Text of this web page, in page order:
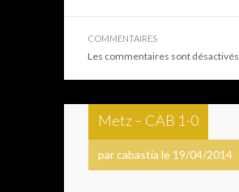
COMMENTAIRES
Les commentaires sont désactivés
Metz – CAB 1-0
par cabastia le 19/04/2014